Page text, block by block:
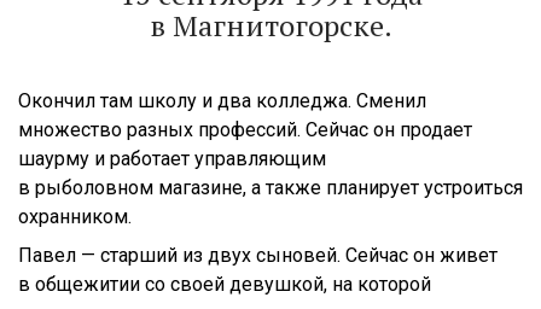
в Магнитогорске.
Окончил там школу и два колледжа. Сменил
множество разных профессий. Сейчас он продает
шаурму и работает управляющим
в рыболовном магазине, а также планирует устроиться
охранником.
Павел — ​старший из двух сыновей. Сейчас он живет
в общежитии со своей девушкой, на которой